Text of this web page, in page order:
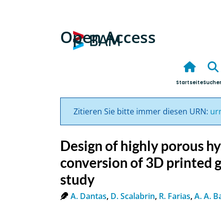
Open Access
Startseite
Zitieren Sie bitte immer diesen URN:
Design of highly porous
conversion of 3D printed
study
A. Dantas, D. Scalabrin, R. Farias,A. A.